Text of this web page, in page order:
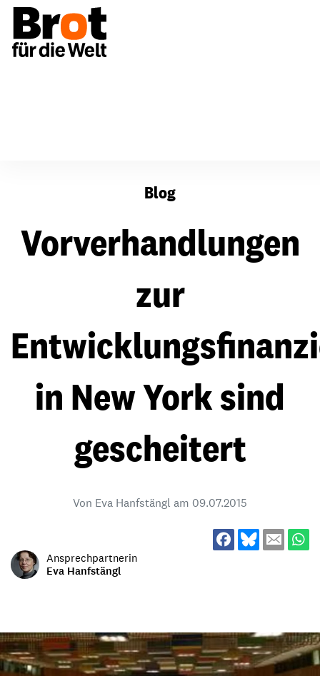
Blog
Vorverhandlungen
zur
in New York sind
gescheitert
Von Eva Hanfstängl am 09.07.2015
Ansprechpartnerin
Eva Hanfstängl